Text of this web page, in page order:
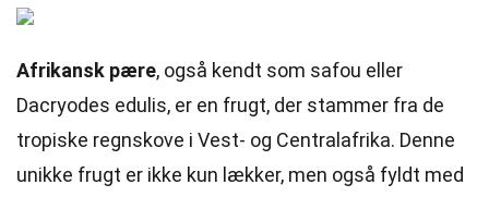
Afrikansk pære, også kendt som safou eller
Dacryodes edulis, er en frugt, der stammer fra de
tropiske regnskove i Vest- og Centralafrika. Denne
unikke frugt er ikke kun lækker, men også fyldt med